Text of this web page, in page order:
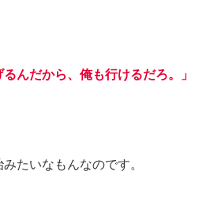
んだから、俺も行けるだろ。」
たいなもんなのです。